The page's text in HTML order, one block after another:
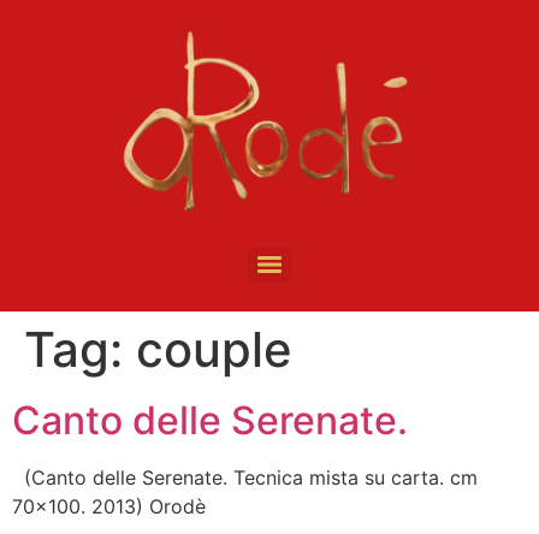
Tag: couple
Canto delle Serenate.
(Canto delle Serenate. Tecnica mista su carta. cm
70×100. 2013) Orodè